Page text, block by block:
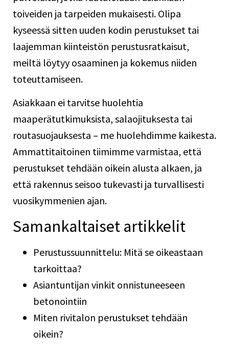
toiveiden ja tarpeiden mukaisesti. Olipa
kyseessä sitten uuden kodin perustukset tai
laajemman kiinteistön perustusratkaisut,
meiltä löytyy osaaminen ja kokemus niiden
toteuttamiseen.
Asiakkaan ei tarvitse huolehtia
maaperätutkimuksista, salaojituksesta tai
routasuojauksesta – me huolehdimme kaikesta.
Ammattitaitoinen tiimimme varmistaa, että
perustukset tehdään oikein alusta alkaen, ja
että rakennus seisoo tukevasti ja turvallisesti
vuosikymmenien ajan.
Samankaltaiset artikkelit
Perustussuunnittelu: Mitä se oikeastaan
tarkoittaa?
Asiantuntijan vinkit onnistuneeseen
betonointiin
Miten rivitalon perustukset tehdään
oikein?